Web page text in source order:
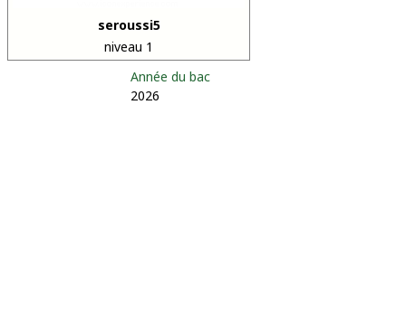
seroussi5
niveau 1
Année du bac
2026